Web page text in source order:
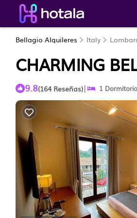
Bellagio Alquileres Italy
CHARMING
9.8(164 Reseñas)| 1 Dormitorio